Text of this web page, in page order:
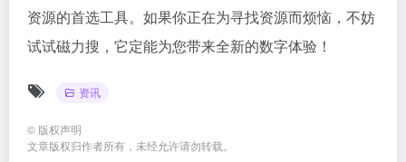
资源的首选工具。如果你正在为寻找资源而烦恼，不妨
试试磁力搜，它定能为您带来全新的数字体验！
资讯
© 版权声明
文章版权归作者所有，未经允许请勿转载。